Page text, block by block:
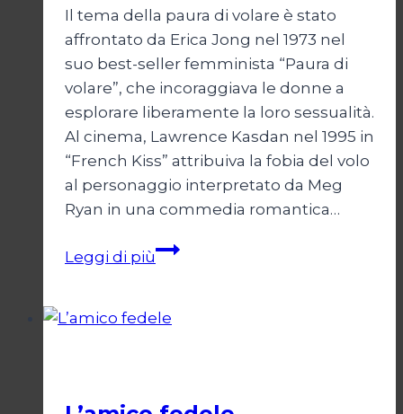
Il tema della paura di volare è stato
affrontato da Erica Jong nel 1973 nel
suo best-seller femminista “Paura di
volare”, che incoraggiava le donne a
esplorare liberamente la loro sessualità.
Al cinema, Lawrence Kasdan nel 1995 in
“French Kiss” attribuiva la fobia del volo
al personaggio interpretato da Meg
Ryan in una commedia romantica…
Leggi di piùVolare